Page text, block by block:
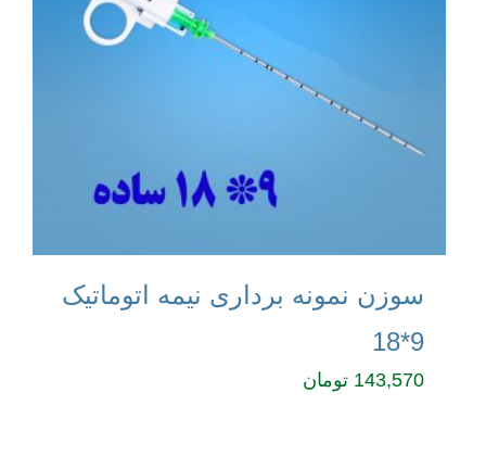
سوزن نمونه برداری نیمه اتوماتیک
9*18
143,570 تومان